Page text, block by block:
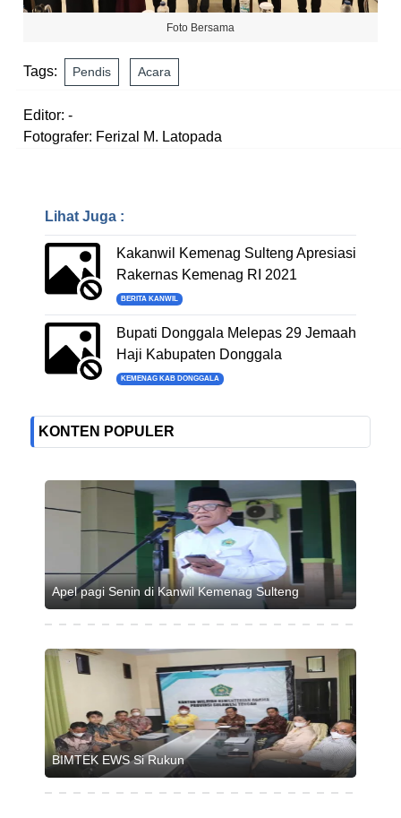
Foto Bersama
Tags: Pendis Acara
Editor: -
Fotografer: Ferizal M. Latopada
Lihat Juga :
Kakanwil Kemenag Sulteng Apresiasi
Rakernas Kemenag RI 2021
BERITA KANWIL
Bupati Donggala Melepas 29 Jemaah
Haji Kabupaten Donggala
KEMENAG KAB DONGGALA
KONTEN POPULER
Apel pagi Senin di Kanwil Kemenag Sulteng
BIMTEK EWS Si Rukun